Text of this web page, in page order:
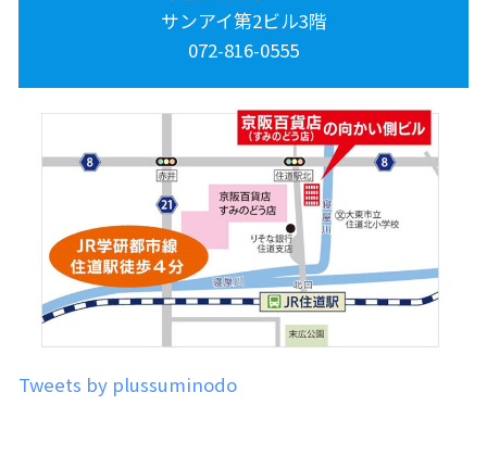
サンアイ第2ビル3階
072-816-0555
Tweets by plussuminodo